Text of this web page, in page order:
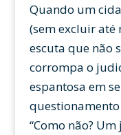
Quando um
(sem excluir
escuta que não
corrompa o
espantosa em
“Como não?